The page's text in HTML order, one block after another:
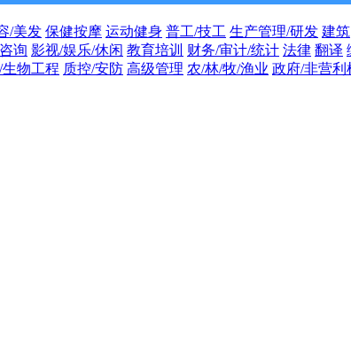
/美发 保健按摩 运动健身 普工/技工 生产管理/研发 建筑
询 影视/娱乐/休闲 教育培训 财务/审计/统计 法律 翻译
物工程 质控/安防 高级管理 农/林/牧/渔业 政府/非营利